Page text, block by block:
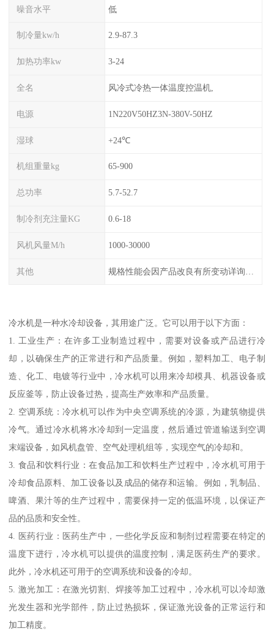
噪音水平 低
制冷量kw/h 2.9-87.3
加热功率kw 3-24
全名 风冷式冷热一体温度控温机,
电源 1N220V50HZ3N-380V-50HZ
湿球 +24℃
机组重量kg 65-900
总功率 5.7-52.7
制冷剂充注量KG 0.6-18
风机风量M/h 1000-30000
其他
冷水机是一种水冷却设备，其用途广泛。它可以用于以下方面：
1. 工业生产：在许多工业制造过程中，需要对设备或产品进行冷
却，以确保生产的正常进行和产品质量。例如，塑料加工、电子制
造、化工、电镀等行业中，冷水机可以用来冷却模具、机器设备或
反应釜等，防止设备过热，提高生产效率和产品质量。
2. 空调系统：冷水机可以作为中央空调系统的冷源，为建筑物提供
冷气。通过冷水机将水冷却到一定温度，然后通过管道输送到空调
末端设备，如风机盘管、空气处理机组等，实现空气的冷却和。
3. 食品和饮料行业：在食品加工和饮料生产过程中，冷水机可用于
冷却食品原料、加工设备以及成品的储存和运输。例如，乳制品、
啤酒、果汁等的生产过程中，需要保持一定的低温环境，以保证产
品的品质和安全性。
4. 医药行业：医药生产中，一些化学反应和制剂过程需要在特定的
温度下进行，冷水机可以提供的温度控制，满足医药生产的要求。
此外，冷水机还可用于的空调系统和设备的冷却。
5. 激光加工：在激光切割、焊接等加工过程中，冷水机可以冷却激
光发生器和光学部件，防止过热损坏，保证激光设备的正常运行和
加工精度。